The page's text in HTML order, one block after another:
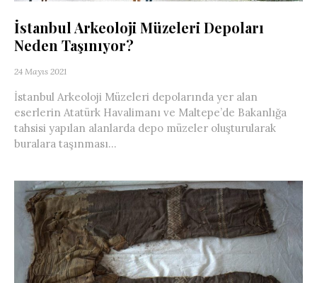
İstanbul Arkeoloji Müzeleri Depoları
Neden Taşınıyor?
24 Mayıs 2021
İstanbul Arkeoloji Müzeleri depolarında yer alan
eserlerin Atatürk Havalimanı ve Maltepe’de Bakanlığa
tahsisi yapılan alanlarda depo müzeler oluşturularak
buralara taşınması...